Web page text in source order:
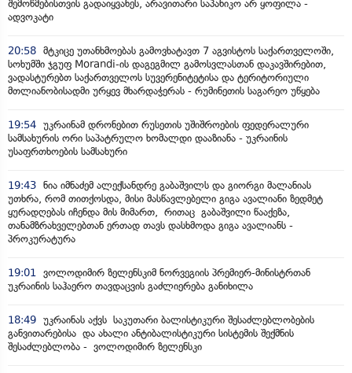
შემოწმებისთვის გადაიყვანეს, არავითარი საპანიკო არ ყოფილა -
ადვოკატი
20:58 მტკიცე უთანხმოებას გამოვხატავთ 7 აგვისტოს საქართველოში,
სოხუმში ჯგუფ Morandi-ის დაგეგმილ გამოსვლასთან დაკავშირებით,
ვადასტურებთ საქართველოს სუვერენიტეტისა და ტერიტორიული
მთლიანობისადმი ურყევ მხარდაჭერას - რუმინეთის საგარეო უწყება
19:54 უკრაინამ დრონებით რუსეთის უშიშროების ფედერალური
სამსახურის ორი საპატრულო ხომალდი დააზიანა - უკრაინის
უსაფრთხოების სამსახური
19:43 ნია იმნაძემ ალექსანდრე გაბაშვილს და გიორგი მალანიას
უთხრა, რომ თითქოსდა, მისი მასწავლებელი გიგა ავალიანი ზედმეტ
ყურადღებას იჩენდა მის მიმართ, რითაც გაბაშვილი წააქეზა,
თანამზრახველებთან ერთად თავს დასხმოდა გიგა ავალიანს -
პროკურატურა
19:01
ვოლოდიმირ ზელენსკიმ ნორვეგიის პრემიერ-მინისტრთან
უკრაინის საჰაერო თავდაცვის გაძლიერება განიხილა
18:49 უკრაინას აქვს საკუთარი ბალისტიკური შესაძლებლობების
განვითარებისა და ახალი ანტიბალისტიკური სისტემის შექმნის
შესაძლებლობა - ვოლოდიმირ ზელენსკი